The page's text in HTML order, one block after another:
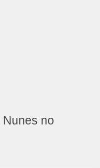
Nunes no